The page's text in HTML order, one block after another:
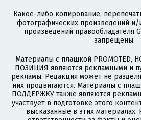
Какое-либо копирование,
фотографических произведений и/
произведений правообладателя
запрещены.
Материалы с плашкой
ПОЗИЦИЯ являются рекламными и
рекламы. Редакция может не
них продвигаются. Материалы с
ПОДДЕРЖКУ также являются
участвует в подготовке этого
высказанные в этих материалах.